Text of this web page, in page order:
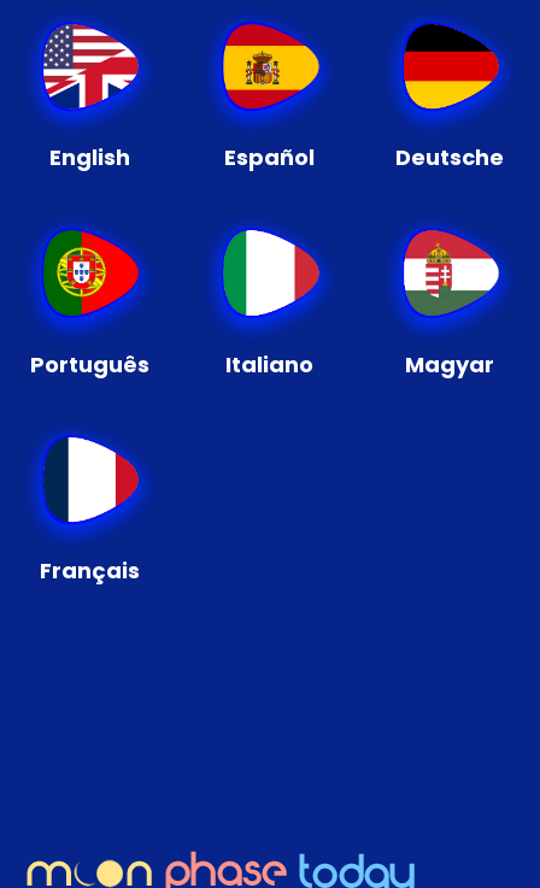
English Español Deutsche
Português Italiano Magyar
Français